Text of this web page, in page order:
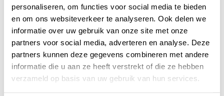
personaliseren, om functies voor social media te bieden
en om ons websiteverkeer te analyseren. Ook delen we
informatie over uw gebruik van onze site met onze
partners voor social media, adverteren en analyse. Deze
partners kunnen deze gegevens combineren met andere
informatie die u aan ze heeft verstrekt of die ze hebben
verzameld op basis van uw gebruik van hun services.
Kettingslot ART2
170cm MBT4220
Op voorraad
131,95
Kettingslot ART4
150cm MBT4188
Op voorraad
109,95